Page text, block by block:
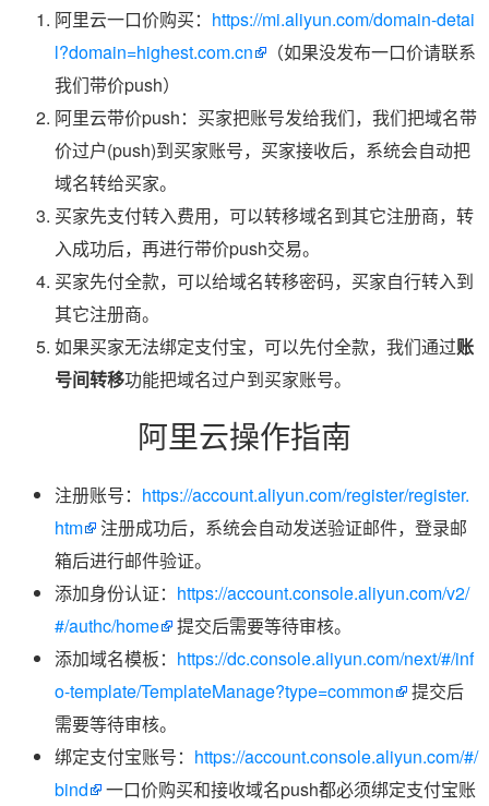
阿里云一口价购买： https://mi.aliyun.com/domain-detai
l?domain=highest.com.cn
（如果没发布一口价请联系
我们带价push）
阿里云带价push：买家把账号发给我们，我们把域名带
价过户(push)到买家账号，买家接收后，系统会自动把
域名转给买家。
买家先支付转入费用，可以转移域名到其它注册商，转
入成功后，再进行带价push交易。
买家先付全款，可以给域名转移密码，买家自行转入到
其它注册商。
如果买家无法绑定支付宝，可以先付全款，我们通过账
号间转移功能把域名过户到买家账号。
阿里云操作指南
注册账号： https://account.aliyun.com/register/register.
htm
注册成功后，系统会自动发送验证邮件，登录邮
箱后进行邮件验证。
添加身份认证： https://account.console.aliyun.com/v2/
#/authc/home
提交后需要等待审核。
添加域名模板： https://dc.console.aliyun.com/next/#/inf
o-template/TemplateManage?type=common
提交后
需要等待审核。
绑定支付宝账号： https://account.console.aliyun.com/#/
bind
一口价购买和接收域名push都必须绑定支付宝账